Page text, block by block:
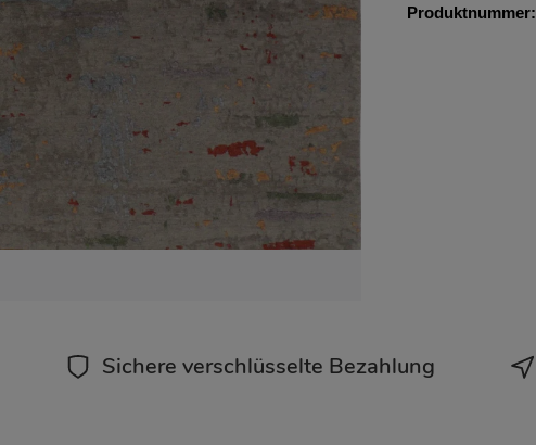
Produktnummer:
Sichere verschlüsselte Bezahlung